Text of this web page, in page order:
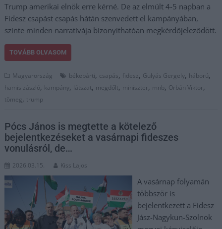
Trump amerikai elnök erre kérné. De az elmúlt 4-5 napban a
Fidesz csapást csapás hátán szenvedett el kampányában,
szinte minden narratívája bizonyíthatóan megkérdőjeleződött.
TOVÁBB OLVASOM
Magyarország békepárti, csapás, fidesz, Gulyás Gergely, háború,
hamis zászló, kampány, látszat, megdőlt, miniszter, mnb, Orbán Viktor,
tömeg, trump
Pócs János is megtette a kötelező
bejelentkezéseket a vasárnapi fideszes
vonulásról, de…
2026.03.15. Kiss Lajos
A vasárnap folyamán
többször is
bejelentkezett a Fidesz
Jász-Nagykun-Szolnok